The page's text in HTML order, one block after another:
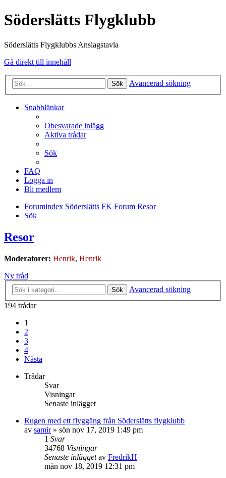
Söderslätts Flygklubb
Söderslätts Flygklubbs Anslagstavla
Gå direkt till innehåll
Sök Avancerad sökning
Snabblänkar
Obesvarade inlägg
Aktiva trådar
Sök
FAQ
Logga in
Bli medlem
Forumindex Söderslätts FK Forum Resor
Sök
Resor
Moderatorer: Henrik, Henrik
Ny tråd
Sök
Avancerad sökning
194 trådar
1
2
3
4
Nästa
Trådar
Svar
Visningar
Senaste inlägget
Rugen med ett flyggäng från Söderslätts flygklubb
av samir» sön nov 17, 2019 1:49 pm
1 Svar
34768 Visningar
Senaste inläggetav FredrikH
mån nov 18, 2019 12:31 pm